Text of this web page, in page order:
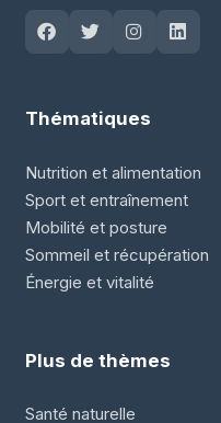
Thématiques
Nutrition et alimentation
Sport et entraînement
Mobilité et posture
Sommeil et récupération
Énergie et vitalité
Plus de thèmes
Santé naturelle